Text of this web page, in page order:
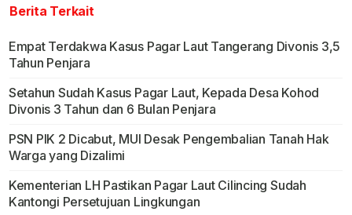
Berita Terkait
Empat Terdakwa Kasus Pagar Laut Tangerang Divonis 3,5
Tahun Penjara
Setahun Sudah Kasus Pagar Laut, Kepada Desa Kohod
Divonis 3 Tahun dan 6 Bulan Penjara
PSN PIK 2 Dicabut, MUI Desak Pengembalian Tanah Hak
Warga yang Dizalimi
Kementerian LH Pastikan Pagar Laut Cilincing Sudah
Kantongi Persetujuan Lingkungan